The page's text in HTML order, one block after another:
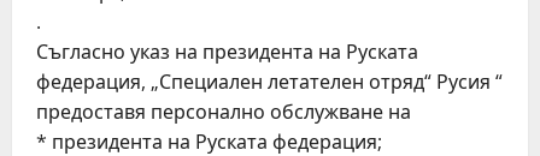
.
Съгласно указ на президента на Руската
федерация, „Специален летателен отряд“ Русия “
предоставя персонално обслужване на
* президента на Руската федерация;